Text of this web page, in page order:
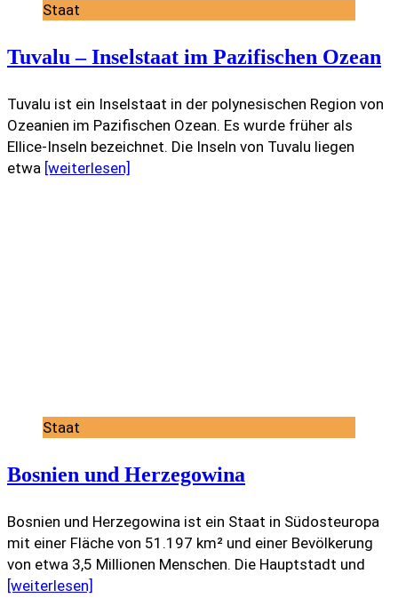
Staat
Tuvalu – Inselstaat im Pazifischen Ozean
Tuvalu ist ein Inselstaat in der polynesischen Region von
Ozeanien im Pazifischen Ozean. Es wurde früher als
Ellice-Inseln bezeichnet. Die Inseln von Tuvalu liegen
etwa [weiterlesen]
Staat
Bosnien und Herzegowina
Bosnien und Herzegowina ist ein Staat in Südosteuropa
mit einer Fläche von 51.197 km² und einer Bevölkerung
von etwa 3,5 Millionen Menschen. Die Hauptstadt und
[weiterlesen]